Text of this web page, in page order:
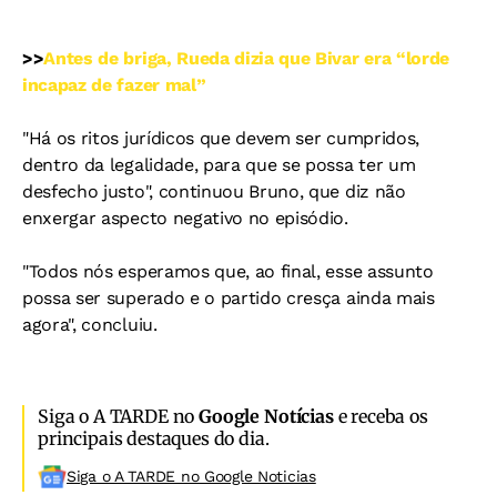
>>Antes de briga, Rueda dizia que Bivar era “lorde
incapaz de fazer mal”
"Há os ritos jurídicos que devem ser cumpridos,
dentro da legalidade, para que se possa ter um
desfecho justo", continuou Bruno, que diz não
enxergar aspecto negativo no episódio.
"Todos nós esperamos que, ao final, esse assunto
possa ser superado e o partido cresça ainda mais
agora", concluiu.
Siga o A TARDE noGoogle Notíciase receba os
principais destaques do dia.
Siga o A TARDE no Google Noticias